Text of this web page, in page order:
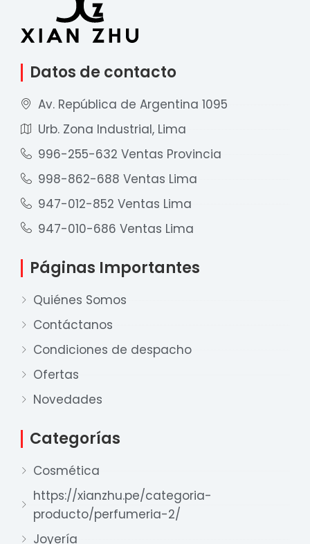
Datos de contacto
Av. República de Argentina 1095
Urb. Zona Industrial, Lima
996-255-632 Ventas Provincia
998-862-688 Ventas Lima
947-012-852 Ventas Lima
947-010-686 Ventas Lima
Páginas Importantes
Quiénes Somos
Contáctanos
Condiciones de despacho
Ofertas
Novedades
Categorías
Cosmética
https://xianzhu.pe/categoria-
producto/perfumeria-2/
Joyería